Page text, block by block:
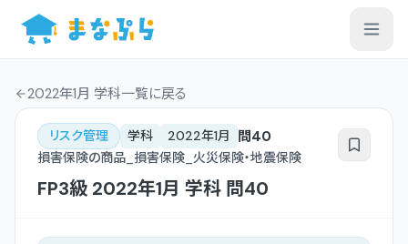
2022年1月 学科一覧に戻る
リスク管理 学科 2022年1月 問40
損害保険の商品_損害保険_火災保険・地震保険
FP3級 2022年1月 学科 問40